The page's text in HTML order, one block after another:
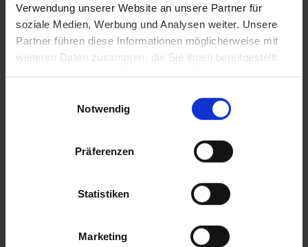
Verwendung unserer Website an unsere Partner für
soziale Medien, Werbung und Analysen weiter. Unsere
Partner führen diese Informationen möglicherweise mit
weiteren Daten zusammen, die Sie ihnen bereitgestellt
Notwendig
Präferenzen
Statistiken
Marketing
Natürlich kann man sagen, dass dies nur ein Klebeband
ist und dass für einen gewöhnlichen Nutzer die
Unterschiede nicht wichtig sind. Für einen Profi, der sich
tagtäglich mit dem Transport von Sendungen oder mit der
Organisation der Distribution befasst, sind diese Fragen
deswegen wichtig, damit alles reibungslos verläuft.